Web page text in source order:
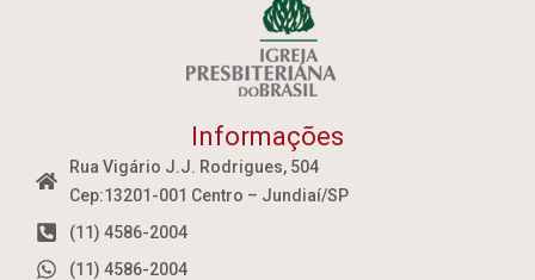
Informações
Rua Vigário J.J. Rodrigues, 504
Cep:13201-001 Centro – Jundiaí/SP
(11) 4586-2004
(11) 4586-2004